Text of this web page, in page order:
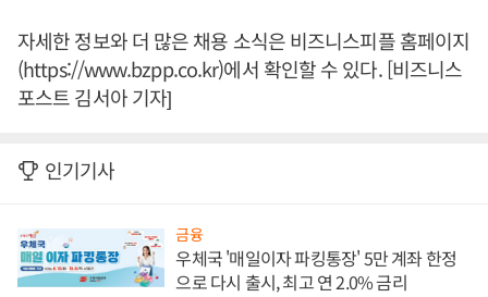
자세한 정보와 더 많은 채용 소식은 비즈니스피플 홈페이지
(https://www.bzpp.co.kr)에서 확인할 수 있다. [비즈니스
포스트 김서아 기자]
인기기사
금융
우체국 '매일이자 파킹통장' 5만 계좌 한정
으로 다시 출시, 최고 연 2.0% 금리